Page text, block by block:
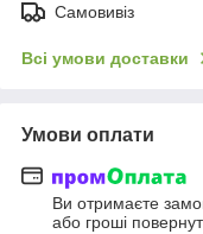
Самовивіз
Всі умови доставки
Умови оплати
Ви отримаєте
або гроші